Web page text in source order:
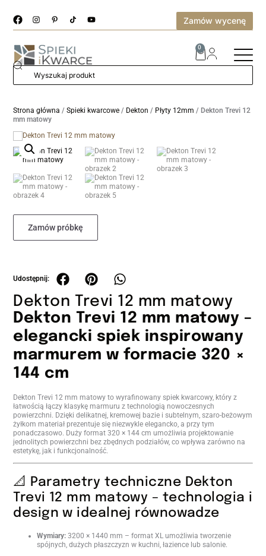
Zamów wycenę
0
Strona główna /Spieki kwarcowe / Dekton / Płyty 12mm / Dekton Trevi 12
mm matowy
Dekton Trevi 12 mm matowy
Dekton Trevi 12 mm matowy –
elegancki spiek inspirowany
marmurem w formacie 320 ×
144 cm
Dekton Trevi 12 mm matowy to wyrafinowany spiek kwarcowy, który z
łatwością łączy klasykę marmuru z technologią nowoczesnych
powierzchni. Dzięki delikatnej, kremowej bazie i subtelnym, szaro-beżowym
żyłkom materiał prezentuje się niezwykle elegancko, a przy tym
ponadczasowo. Duży format 320 × 144 cm umożliwia projektowanie
jednolitych powierzchni bez zbędnych podziałów, co wpływa zarówno na
estetykę, jak i funkcjonalność.
📐 Parametry techniczne Dekton
Trevi 12 mm matowy – technologia i
design w idealnej równowadze
Wymiary: 3200 × 1440 mm – format XL umożliwia tworzenie
spójnych, dużych płaszczyzn w kuchni, łazience lub salonie.
Zamów próbkę